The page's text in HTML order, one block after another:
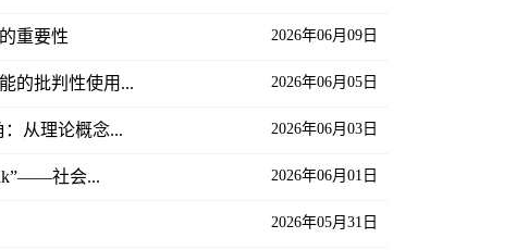
重要性 2026年06月09日
的批判性使用... 2026年06月05日
从理论概念... 2026年06月03日
社会... 2026年06月01日
2026年05月31日